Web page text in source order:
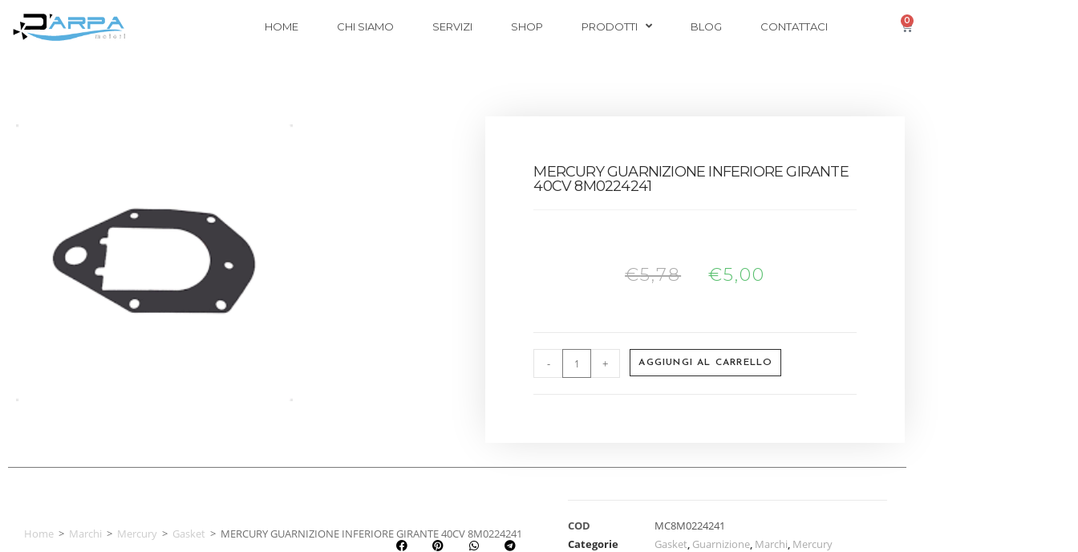
HOME CHI SIAMO SERVIZI SHOP PRODOTTI BLOG CONTATTACI 0
MERCURY GUARNIZIONE INFERIORE GIRANTE
40CV 8M0224241
€5,78 €5,00
- + AGGIUNGI AL CARRELLO
Home > Marchi > Mercury > Gasket > MERCURY GUARNIZIONE INFERIORE GIRANTE 40CV 8M0224241
COD
MC8M0224241
Categorie
Gasket, Guarnizione, Marchi, Mercury